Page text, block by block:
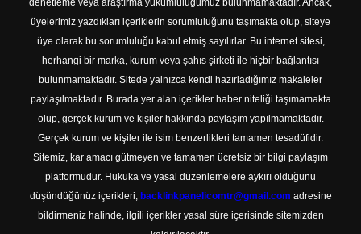
denetleme veya araştırma yükümlülüğümüz bulunmamaktadır. Ancak,
üyelerimiz yazdıkları içeriklerin sorumluluğunu taşımakta olup, siteye
üye olarak bu sorumluluğu kabul etmiş sayılırlar. Bu internet sitesi,
herhangi bir marka, kurum veya şahıs şirketi ile hiçbir bağlantısı
bulunmamaktadır. Sitede yalnızca kendi hazırladığımız makaleler
paylaşılmaktadır. Burada yer alan içerikler haber niteliği taşımamakta
olup, gerçek kurum ve kişiler hakkında paylaşım yapılmamaktadır.
Gerçek kurum ve kişiler ile isim benzerlikleri tamamen tesadüfidir.
Sitemiz, kar amacı gütmeyen ve tamamen ücretsiz bir bilgi paylaşım
platformudur. Hukuka ve yasal düzenlemelere aykırı olduğunu
düşündüğünüz içerikleri, backlinkpanelicomtr@gmail.com adresine
bildirmeniz halinde, ilgili içerikler yasal süre içerisinde sitemizden